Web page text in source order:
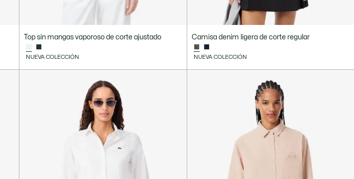
Top sin mangas vaporoso de corte ajustado
NUEVA COLECCIÓN
Camisa denim ligera de corte regular
NUEVA COLECCIÓN